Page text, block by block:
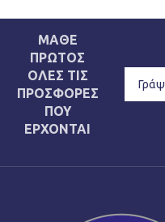
ΜΑΘΕ
ΠΡΩΤΟΣ
ΟΛΕΣ ΤΙΣ
ΠΡΟΣΦΟΡΕΣ
ΠΟΥ
ΕΡΧΟΝΤΑΙ